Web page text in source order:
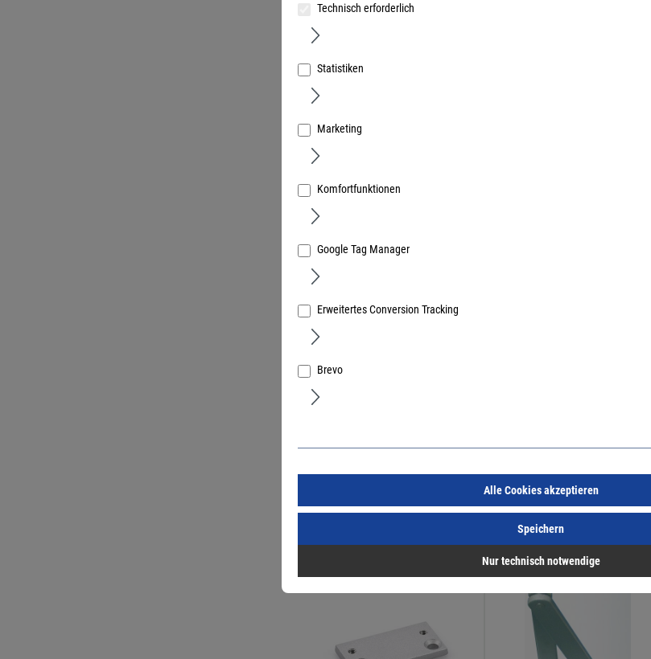
GEZE Sturzfutterwinkel zu TS
4000 / 5000 silber
Art.Nr.:50733000
GEZE Normalgestänge zu TS
inkl. MwSt, zzgl. Versand inkl. MwSt, zzgl.
Lieferzeit auf
Technisch erforderlich
Statistiken
Marketing
Komfortfunktionen
Google Tag Manager
Erweitertes Conversion Tracking
Brevo
Alle Cookies akzeptieren
Speichern
Nur technisch notwendige